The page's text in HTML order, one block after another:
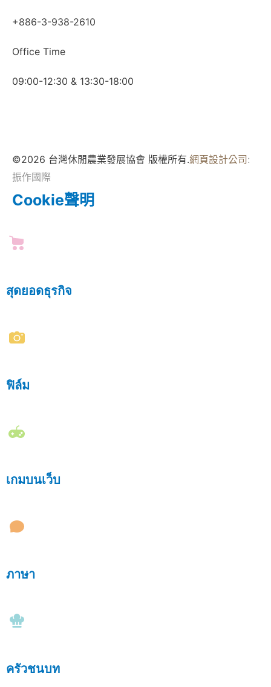
+886-3-938-2610
Office Time
09:00-12:30 & 13:30-18:00
©2026 台灣休閒農業發展協會 版權所有.網頁設計公司:
振作國際
Cookie聲明
สุดยอดธุรกิจ
ฟิล์ม
เกมบนเว็บ
ภาษา
ครัวชนบท